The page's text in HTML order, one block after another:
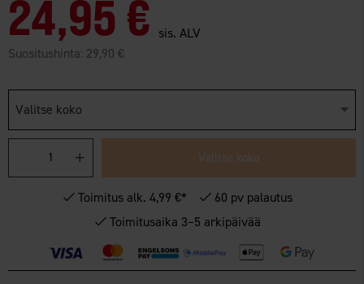
24,95 € sis. ALV
Suositushinta: 29,90 €
Valitse koko
Valitse koko
Toimitus alk. 4,99 €*
60 pv palautus
Toimitusaika 3–5 arkipäivää